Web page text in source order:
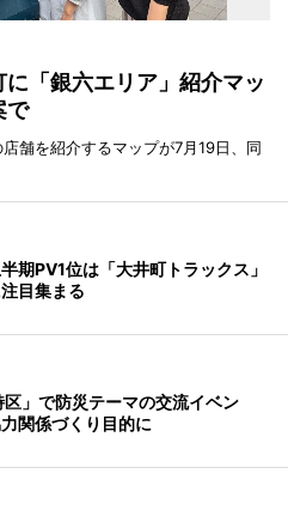
「銀六エリア」紹介マッ
で
舗を紹介するマップが7月19日、同
期PV1位は「大井町トラックス」
目集まる
」で防災テーマの交流イベン
関係づくり目的に